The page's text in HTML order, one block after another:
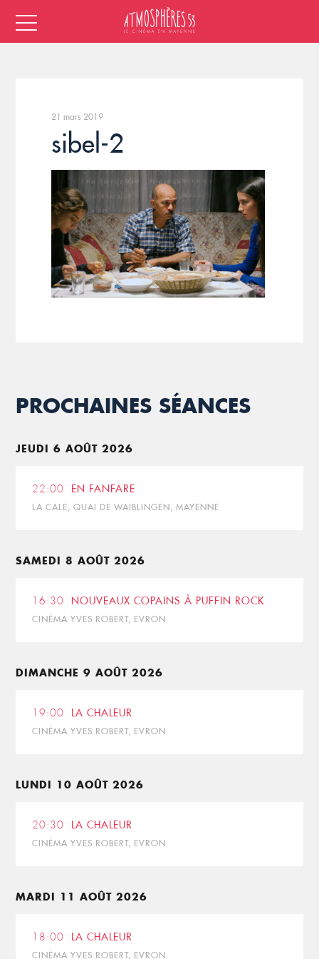
21 mars 2019
sibel-2
PROCHAINES SÉANCES
JEUDI 6 AOÛT 2026
22:00 EN FANFARE
LA CALE, QUAI DE WAIBLINGEN, MAYENNE
SAMEDI 8 AOÛT 2026
16:30 NOUVEAUX COPAINS À PUFFIN ROCK
CINÉMA YVES ROBERT, EVRON
DIMANCHE 9 AOÛT 2026
19:00 LA CHALEUR
CINÉMA YVES ROBERT, EVRON
LUNDI 10 AOÛT 2026
20:30 LA CHALEUR
CINÉMA YVES ROBERT, EVRON
MARDI 11 AOÛT 2026
18:00 LA CHALEUR
CINÉMA YVES ROBERT, EVRON